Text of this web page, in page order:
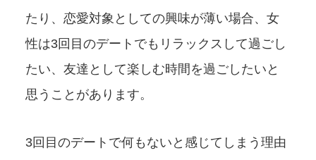
たり、恋愛対象としての興味が薄い場合、女
性は3回目のデートでもリラックスして過ごし
たい、友達として楽しむ時間を過ごしたいと
思うことがあります。
3回目のデートで何もないと感じてしまう理由